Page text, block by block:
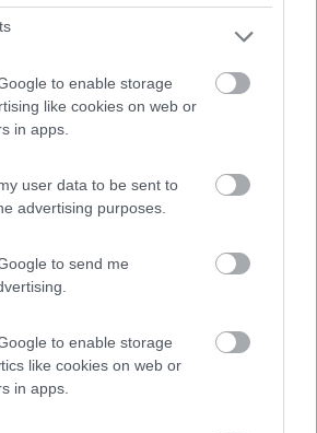
to enable storage
like cookies on web or
in apps.
user data to be sent to
advertising purposes.
to send me
to enable storage
like cookies on web or
in apps.
ai margini della città di